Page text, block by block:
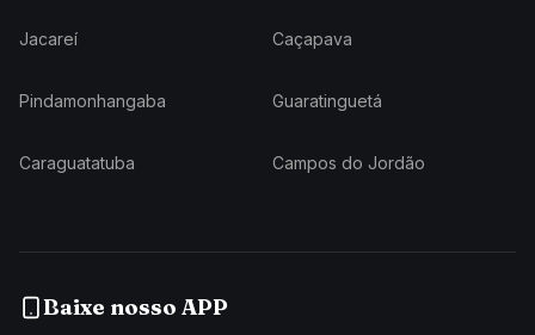
Jacareí Caçapava
Pindamonhangaba Guaratinguetá
Caraguatatuba Campos do Jordão
Baixe nosso APP